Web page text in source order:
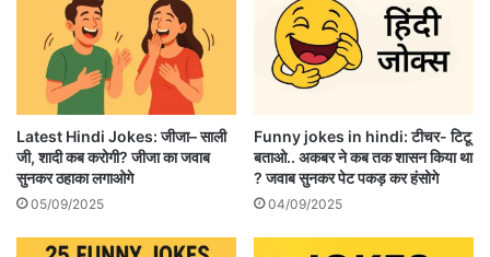
Latest Hindi Jokes: जीजा– साली
जी, शादी कब करोगी? जीजा का जवाब
सुनकर ठहाका लगाओगे
05/09/2025
Funny jokes in hindi: टीचर- टिटू
बताओ.. अकबर ने कब तक शासन किया था
? जवाब सुनकर पेट पकड़ कर हंसोगे
04/09/2025